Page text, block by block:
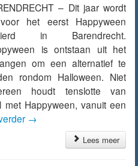
– Dit jaar wordt
het eerst Happyween
in Barendrecht.
is ontstaan uit het
om een alternatief te
rondom Halloween. Niet
houdt tenslotte van
met Happyween, vanuit een
→
Lees meer